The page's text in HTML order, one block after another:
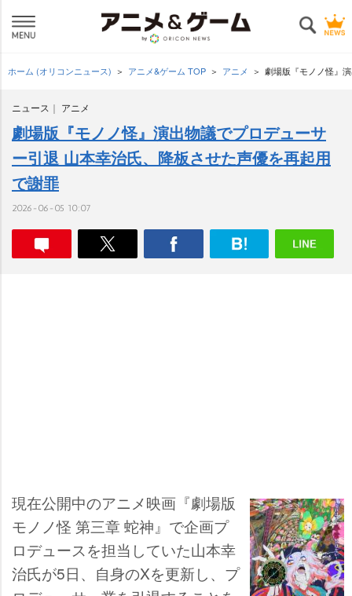
ホーム (オリコンニュース) アニメ&ゲーム TOP アニメ 劇場版『モノノ怪』
ニュース アニメ
劇場版『モノノ怪』演出物議でプロデューサ
ー引退 山本幸治氏、降板させた声優を再起用
で謝罪
2026-06-05 10:07
現在公開中のアニメ映画『劇場版
モノノ怪 第三章 蛇神』で企画プ
ロデュースを担当していた山本幸
治氏が5日、自身のXを更新し、プ